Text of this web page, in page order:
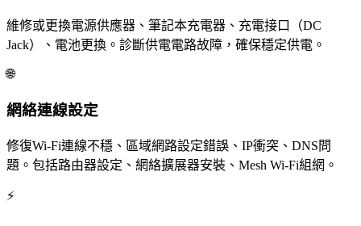
維修或更換電源供應器、筆記本充電器、充電接口（DC
Jack）、電池更換。診斷供電電路故障，確保穩定供電。
🌐
網絡連線設定
修復Wi-Fi連線不穩、區域網路設定錯誤、IP衝突、DNS問
題。包括路由器設定、網絡擴展器安裝、Mesh Wi-Fi組網。
⚡